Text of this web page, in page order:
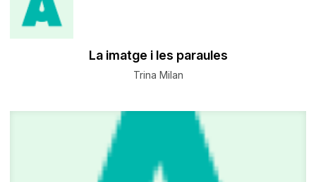
La imatge i les paraules
Trina Milan